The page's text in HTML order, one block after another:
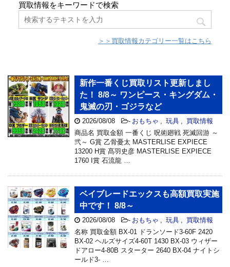
買取情報をキーワードで検索
＞＞買取情報カテゴリー一覧はこちら
新作一番くじ買取リスト更新しまし
た！ 8/8～ ワンピース・キングダム・
鬼滅の刃・ゴジラなど
2026/08/08 - おもちゃ , 玩具 , 買取情報
商品名 買取金額 一番くじ 呪術廻戦 死滅回游 ～
弐～ G賞 乙骨憂太 MASTERLISE EXPIECE
13200 H賞 髙羽史彦 MASTERLISE EXPIECE
1760 I賞 石流龍 …
ベイブレードエックスも高額買取実施
中です！ 8/8～
2026/08/08 - おもちゃ , 玩具 , 買取情報
名称 買取金額 BX-01 ドランソード3-60F 2420
BX-02 ヘルズサイズ4-60T 1430 BX-03 ウィザー
ドアロー4-80B スターター 2640 BX-04 ナイトシ
ールド3- …